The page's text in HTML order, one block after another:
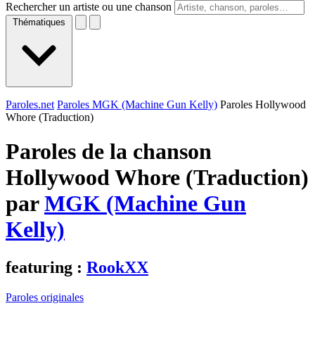
Rechercher un artiste ou une chanson
Thématiques
Paroles.net Paroles MGK (Machine Gun Kelly) Paroles Hollywood
Whore (Traduction)
Paroles de la chanson
Hollywood Whore (Traduction)
parMGK (Machine Gun
Kelly)
featuring : RookXX
Paroles originales